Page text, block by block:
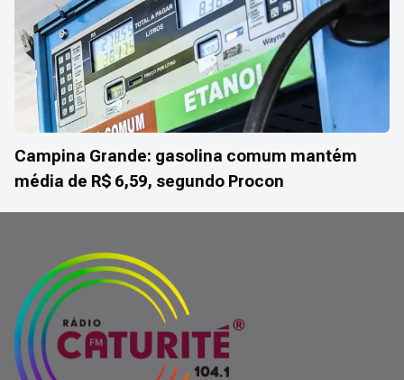
Campina Grande: gasolina comum mantém
média de R$ 6,59, segundo Procon